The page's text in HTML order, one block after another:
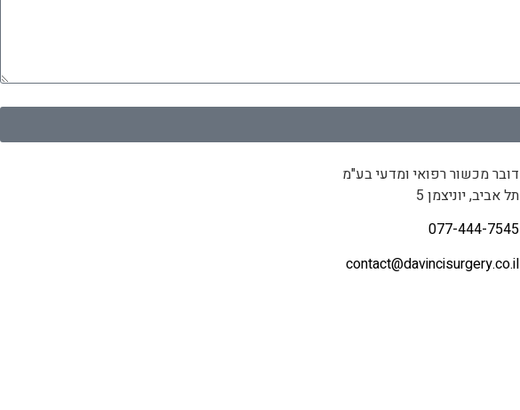
דובר מכשור רפואי ומדעי בע"מ
תל אביב, יוניצמן 5
077-444-7545
contact@davincisurgery.co.il